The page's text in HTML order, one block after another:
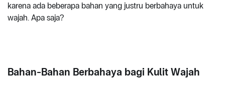
karena ada beberapa bahan yang justru berbahaya untuk
wajah. Apa saja?
Bahan-Bahan Berbahaya bagi Kulit Wajah